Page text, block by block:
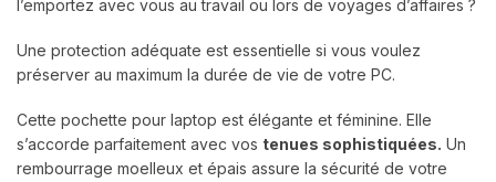
l’emportez avec vous au travail ou lors de voyages d’affaires ?
Une protection adéquate est essentielle si vous voulez
préserver au maximum la durée de vie de votre PC.
Cette pochette pour laptop est élégante et féminine. Elle
s’accorde parfaitement avec vos tenues sophistiquées. Un
rembourrage moelleux et épais assure la sécurité de votre